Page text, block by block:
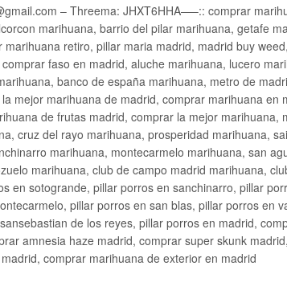
– Threema: JHXT6HHA—–:: comprar
marihuana, barrio del pilar marihuana, getafe
retiro, pillar maria madrid, madrid buy
faso en madrid, aluche marihuana, lucero
banco de españa marihuana, metro de
mejor marihuana de madrid, comprar marihuana en
de frutas madrid, comprar la mejor marihuana,
cruz del rayo marihuana, prosperidad marihuana,
marihuana, montecarmelo marihuana, san
marihuana, club de campo madrid marihuana,
en sotogrande, pillar porros en sanchinarro, pillar
pillar porros en san blas, pillar porros en
de los reyes, pillar porros en madrid,
amnesia haze madrid, comprar super skunk
comprar marihuana de exterior en madrid